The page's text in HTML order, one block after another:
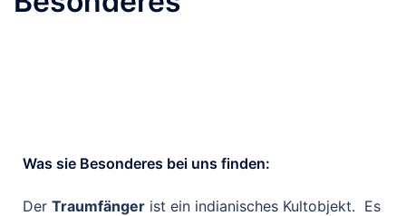
Was sie Besonderes bei uns finden:
Der Traumfänger ist ein indianisches Kultobjekt. Es